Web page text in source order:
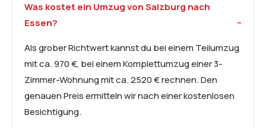
Was kostet ein Umzug von Salzburg nach
Essen?
Als grober Richtwert kannst du bei einem Teilumzug
mit ca. 970 €, bei einem Komplettumzug einer 3-
Zimmer-Wohnung mit ca. 2520 € rechnen. Den
genauen Preis ermitteln wir nach einer kostenlosen
Besichtigung.